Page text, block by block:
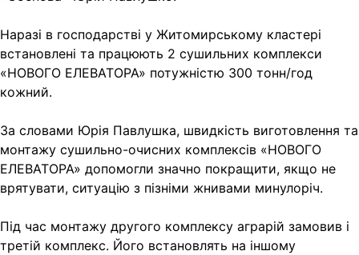
Наразі в господарстві у Житомирському кластері
встановлені та працюють 2 сушильних комплекси
«НОВОГО ЕЛЕВАТОРА» потужністю 300 тонн/год
кожний.
За словами Юрія Павлушка, швидкість виготовлення та
монтажу сушильно-очисних комплексів «НОВОГО
ЕЛЕВАТОРА» допомогли значно покращити, якщо не
врятувати, ситуацію з пізніми жнивами минулоріч.
Під час монтажу другого комплексу аграрій замовив і
третій комплекс. Його встановлять на іншому